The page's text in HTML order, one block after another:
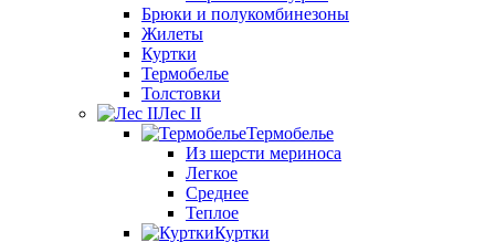
Брюки и полукомбинезоны
Жилеты
Куртки
Термобелье
Толстовки
Лес II
Термобелье
Из шерсти мериноса
Легкое
Среднее
Теплое
Куртки